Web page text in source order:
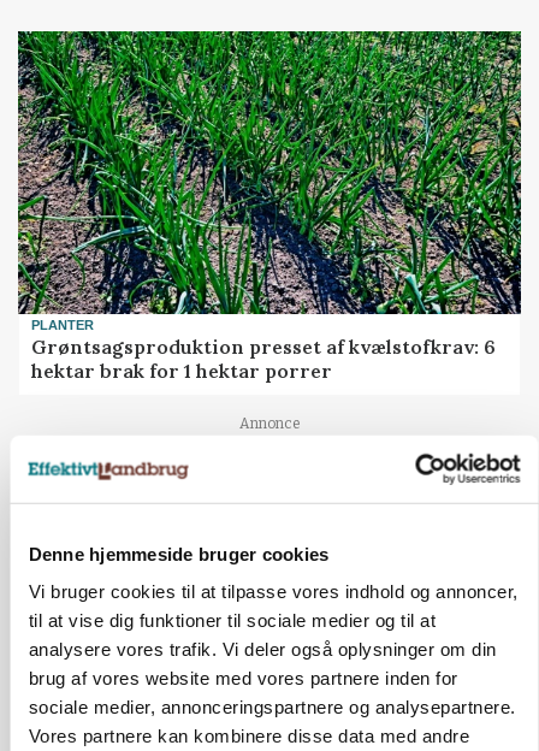
Denne hjemmeside bruger cookies
Vi bruger cookies til at tilpasse vores indhold og annoncer,
til at vise dig funktioner til sociale medier og til at
analysere vores trafik. Vi deler også oplysninger om din
brug af vores website med vores partnere inden for
sociale medier, annonceringspartnere og analysepartnere.
Vores partnere kan kombinere disse data med andre
PLANTER
Grøntsagsproduktion presset af kvælstofkrav: 6
hektar brak for 1 hektar porrer
Annonce